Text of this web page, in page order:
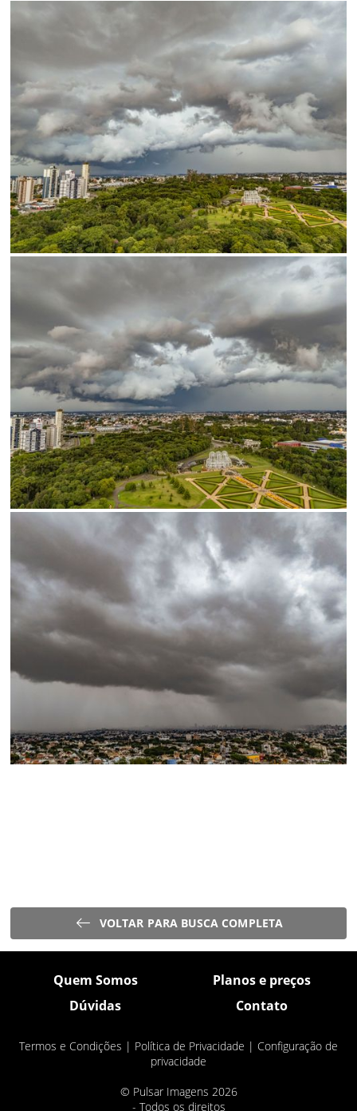
VOLTAR PARA BUSCA COMPLETA
Quem Somos
Planos e preços
Dúvidas
Contato
Termos e Condições | Política de Privacidade | Configuração de
privacidade
© Pulsar Imagens 2026
- Todos os direitos